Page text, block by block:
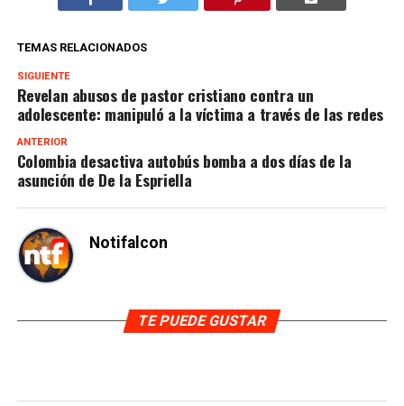
TEMAS RELACIONADOS
SIGUIENTE
Revelan abusos de pastor cristiano contra un
adolescente: manipuló a la víctima a través de las redes
ANTERIOR
Colombia desactiva autobús bomba a dos días de la
asunción de De la Espriella
Notifalcon
TE PUEDE GUSTAR